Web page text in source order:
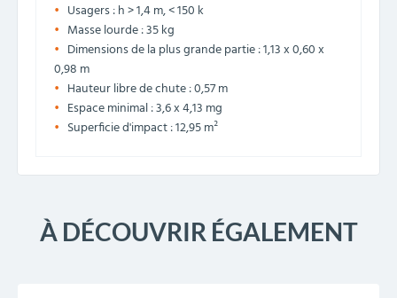
Usagers : h > 1,4 m, < 150 k
Masse lourde : 35 kg
Dimensions de la plus grande partie : 1,13 x 0,60 x
0,98 m
Hauteur libre de chute : 0,57 m
Espace minimal : 3,6 x 4,13 mg
Superficie d'impact : 12,95 m²
À DÉCOUVRIR ÉGALEMENT